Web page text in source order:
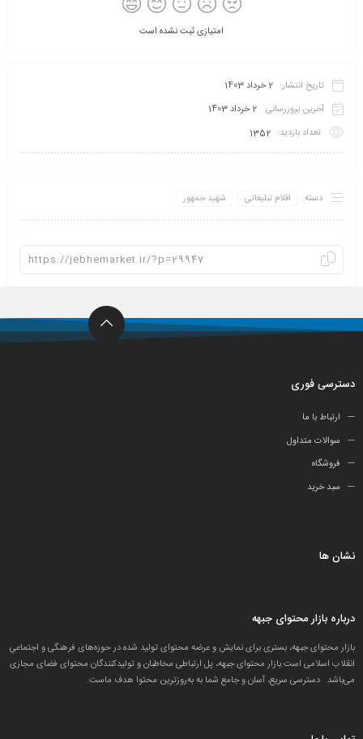
امتیازی ثبت نشده است
تاریخ انتشار: 2 خرداد 1403
آخرین بروزرسانی: 2 خرداد 1403
تعداد بازدید: 1352
دسته: اقلام تبلیغاتی شهید جمهور
دسترسی فوری
ارتباط با ما
سوالات متداول
فروشگاه
سبد خرید
نشان ها
درباره بازار محتوای جبهه
بازار محتوای جبهه، بستری برای نمایش و عرضه محتوای تولید شده در حوزه‌های فرهنگی و اجتماعیِ
انقلاب اسلامی است.بازار محتوای جبهه، پل ارتباطی مخاطبان و تولید‌کنندگان محتوای فضای مجازی
می‌باشد. دسترسی سریع، آسان و جامع شما به به‌روزترین محتوا هدف ماست.